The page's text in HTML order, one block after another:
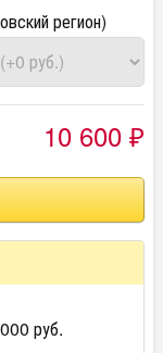
регион)
10 600 ₽
руб.